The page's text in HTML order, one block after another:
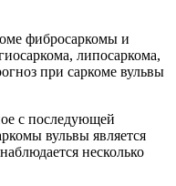
фибросаркомы и
липосаркома,
при саркоме вульвы
с последующей
вульвы является
несколько